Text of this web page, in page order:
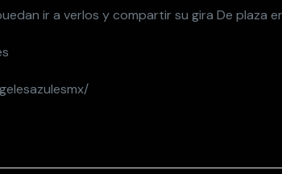
ir a verlos y compartir su gira De plaza